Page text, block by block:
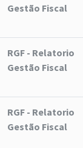
Gestão Fiscal
RGF - Relatorio
Gestão Fiscal
RGF - Relatorio
Gestão Fiscal